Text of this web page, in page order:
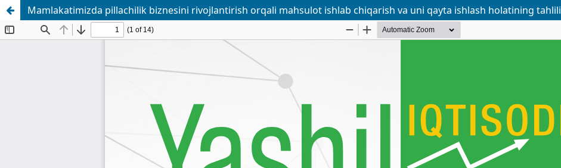
Mamlakatimizda pillachilik biznesini rivojlantirish orqali mahsulot ishlab chiqarish va uni qayta ishlash holatining tahlili